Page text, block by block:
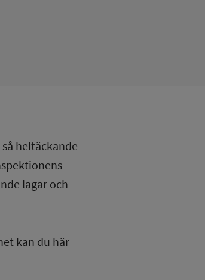
heltäckande
lagar och
kan du här